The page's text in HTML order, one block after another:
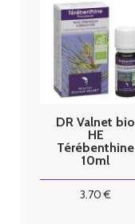
DR Valnet bio
HE
Térébenthine
10ml
3.70 €